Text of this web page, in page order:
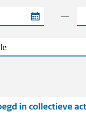
de periode —
in collectieve